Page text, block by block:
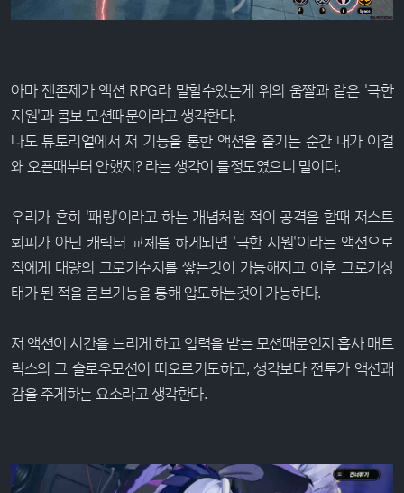
아마 젠존제가 액션 RPG라 말할수있는게 위의 움짤과 같은 '극한
지원'과 콤보 모션때문이라고 생각한다.
나도 튜토리얼에서 저 기능을 통한 액션을 즐기는 순간 내가 이걸
왜 오픈때부터 안했지? 라는 생각이 들정도였으니 말이다.
우리가 흔히 '패링'이라고 하는 개념처럼 적이 공격을 할때 저스트
회피가 아닌 캐릭터 교체를 하게되면 '극한 지원'이라는 액션으로
적에게 대량의 그로기수치를 쌓는것이 가능해지고 이후 그로기상
태가 된 적을 콤보기능을 통해 압도하는것이 가능하다.
저 액션이 시간을 느리게 하고 입력을 받는 모션때문인지 흡사 매트
릭스의 그 슬로우모션이 떠오르기도하고, 생각보다 전투가 액션쾌
감을 주게하는 요소라고 생각한다.